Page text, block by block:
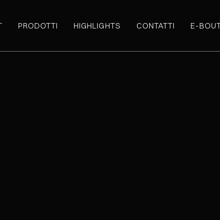
PRODOTTI HIGHLIGHTS CONTATTI E-